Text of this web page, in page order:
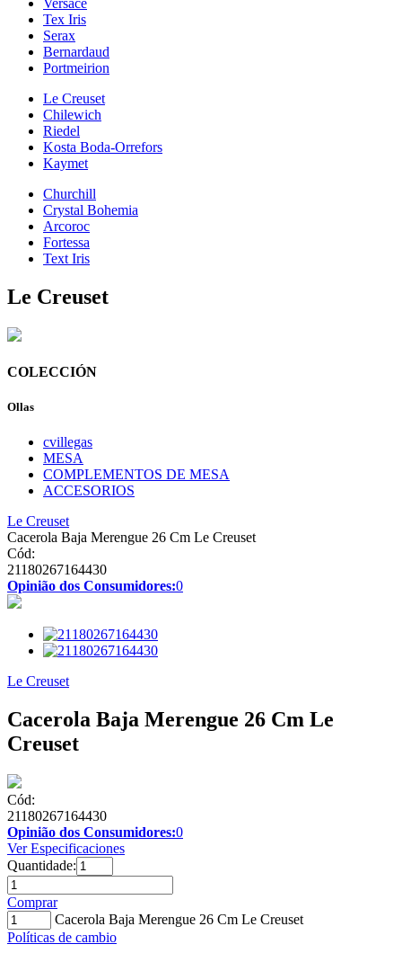
Tex Iris
Serax
Bernardaud
Portmeirion
Le Creuset
Chilewich
Riedel
Kosta Boda-Orrefors
Kaymet
Churchill
Crystal Bohemia
Arcoroc
Fortessa
Text Iris
Le Creuset
COLECCIÓN
Ollas
cvillegas
MESA
COMPLEMENTOS DE MESA
ACCESORIOS
Le Creuset
Cacerola Baja Merengue 26 Cm Le Creuset
Cód:
21180267164430
Opinião dos Consumidores:0
Le Creuset
Cacerola Baja Merengue 26 Cm Le
Creuset
Cód:
21180267164430
Opinião dos Consumidores:0
Ver Especificaciones
Quantidade:
Comprar
Cacerola Baja Merengue 26 Cm Le Creuset
Políticas de cambio